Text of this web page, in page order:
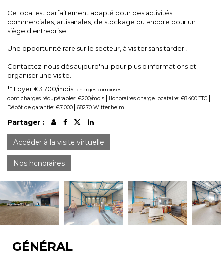
Ce local est parfaitement adapté pour des activités
commerciales, artisanales, de stockage ou encore pour un
siège d'entreprise.
Une opportunité rare sur le secteur, à visiter sans tarder !
Contactez-nous dès aujourd'hui pour plus d'informations et
organiser une visite.
** Loyer €3 700/mois charges comprises
dont charges récupérables: €200/mois | Honoraires charge locataire: €8 400 TTC |
Dépôt de garantie: €7 000 | 68270 Wittenheim
Partager :
Accéder à la visite virtuelle
Nos honoraires
GÉNÉRAL